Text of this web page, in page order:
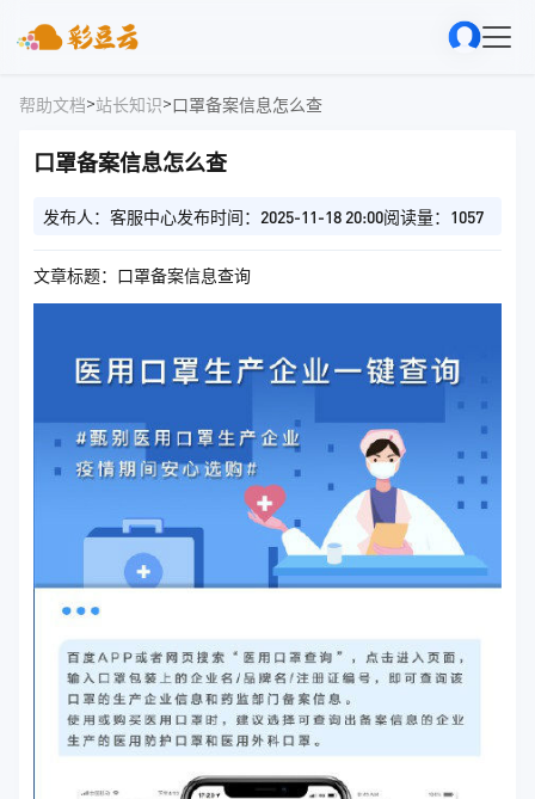
帮助文档>站长知识>口罩备案信息怎么查
口罩备案信息怎么查
发布人：客服中心发布时间：2025-11-18 20:00阅读量：1057
文章标题：口罩备案信息查询